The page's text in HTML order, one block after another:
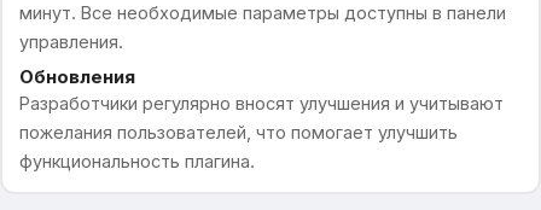
минут. Все необходимые параметры доступны в панели
управления.
Обновления
Разработчики регулярно вносят улучшения и учитывают
пожелания пользователей, что помогает улучшить
функциональность плагина.